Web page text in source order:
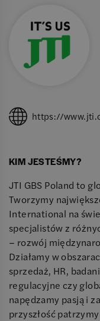
https://
KIM JESTEŚMY?
JTI GBS Poland to
Tworzymy
International na
specjalistów z
– rozwój
Działamy w
sprzedaż, HR,
regulacyjne czy
napędzamy pasją i
przyszłość